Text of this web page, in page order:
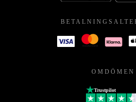
OMDÖMEN
Trustpilot